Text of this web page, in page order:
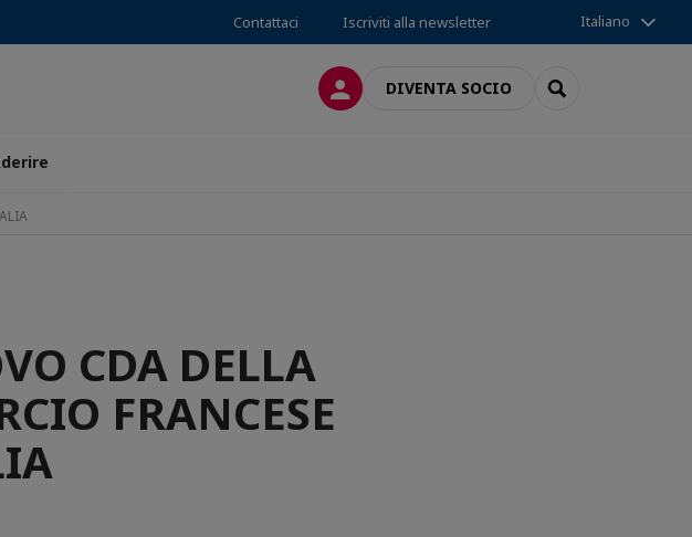
Contattaci Iscriviti alla newsletter Italiano
LOG INDIVENTA SOCIO SEARCH
CDA DELLA
FRANCESE